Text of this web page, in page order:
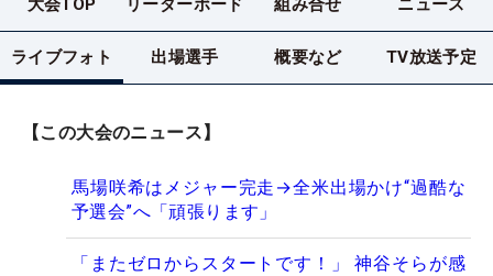
大会TOP リーダーボード 組み合せ ニュース
ライブフォト 出場選手 概要など TV放送予定
【この大会のニュース】
馬場咲希はメジャー完走→全米出場かけ“過酷な
予選会”へ「頑張ります」
「またゼロからスタートです！」 神谷そらが感